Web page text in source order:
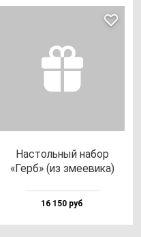
Нас­толь­ный на­бор
«Герб» (из зме­еви­ка)
16 150 руб